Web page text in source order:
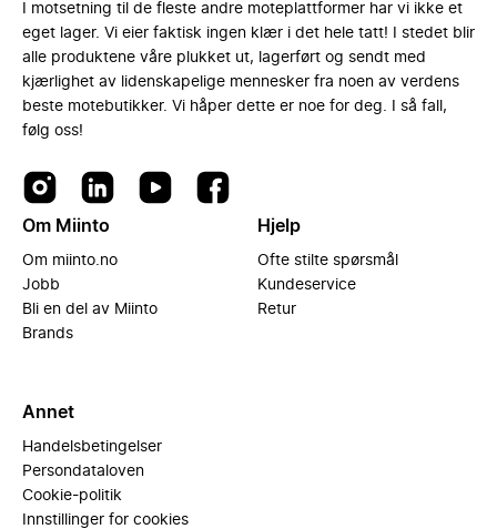
I motsetning til de fleste andre moteplattformer har vi ikke et
eget lager. Vi eier faktisk ingen klær i det hele tatt! I stedet blir
alle produktene våre plukket ut, lagerført og sendt med
kjærlighet av lidenskapelige mennesker fra noen av verdens
beste motebutikker. Vi håper dette er noe for deg. I så fall,
følg oss!
Om Miinto
Om miinto.no
Jobb
Bli en del av Miinto
Brands
Hjelp
Ofte stilte spørsmål
Kundeservice
Retur
Annet
Handelsbetingelser
Persondataloven
Cookie-politik
Innstillinger for cookies